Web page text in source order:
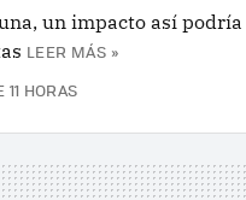
un impacto así podría
LEER MÁS »
11 HORAS